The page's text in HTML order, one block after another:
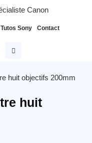
Canon
Tutos Sony Contact
huit objectifs 200mm
huit